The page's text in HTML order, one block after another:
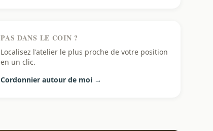
PAS DANS LE COIN ?
Localisez l'atelier le plus proche de votre position
en un clic.
Cordonnier autour de moi →